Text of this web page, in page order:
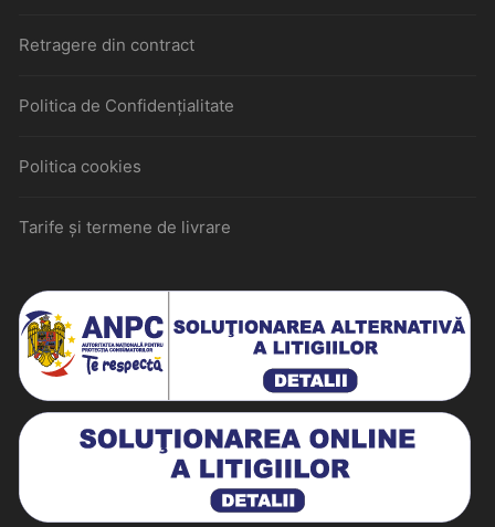
Retragere din contract
Politica de Confidențialitate
Politica cookies
Tarife și termene de livrare